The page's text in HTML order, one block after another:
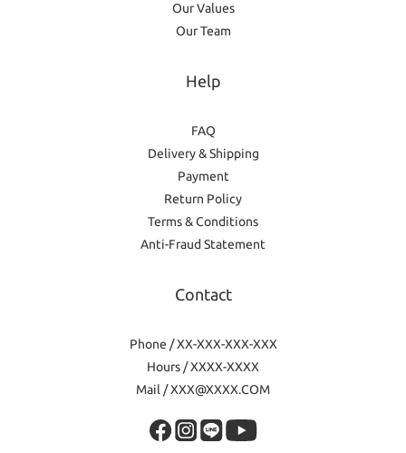
Our Values
Our Team
Help
FAQ
Delivery & Shipping
Payment
Return Policy
Terms & Conditions
Anti-Fraud Statement
Contact
Phone / XX-XXX-XXX-XXX
Hours / XXXX-XXXX
Mail / XXX@XXXX.COM